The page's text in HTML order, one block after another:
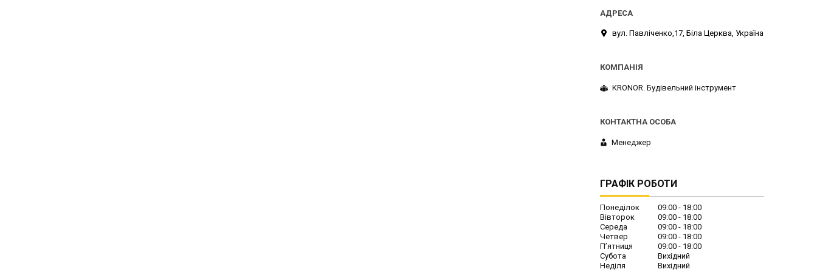
вул. Павліченко,17, Біла Церква, Україна
KRONOR. Будівельний інструмент
Менеджер
ГРАФІК РОБОТИ
Понеділок 09:00
18:00
Вівторок
09:00
18:00
Середа
09:00
18:00
Четвер
09:00
18:00
Пʼятниця
09:00
18:00
Субота
Вихідний
Неділя
Вихідний